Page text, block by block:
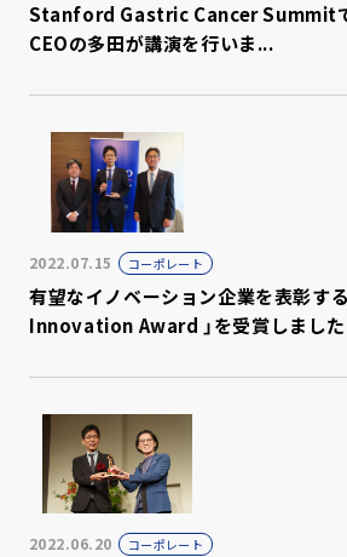
Stanford Gastric Cancer Summit
CEOの多田が講演を行いま...
2022.07.15 コーポレート
有望なイノベーション企業を表彰す
Innovation Award 」を受賞しました
2022.06.20 コーポレート